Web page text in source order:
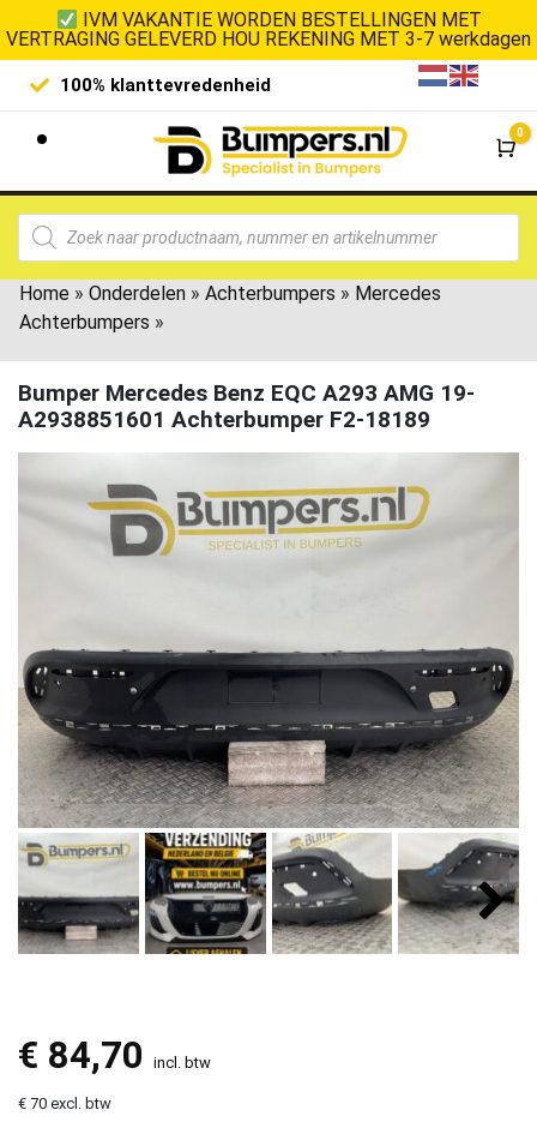
IVM VAKANTIE WORDEN BESTELLINGEN MET
VERTRAGING GELEVERD HOU REKENING MET 3-7 werkdagen
100% klanttevredenheid
0
Home » Onderdelen » Achterbumpers » Mercedes
Achterbumpers »
Bumper Mercedes Benz EQC A293 AMG 19-
A2938851601 Achterbumper F2-18189
€ 84,70 incl. btw
€ 70 excl. btw